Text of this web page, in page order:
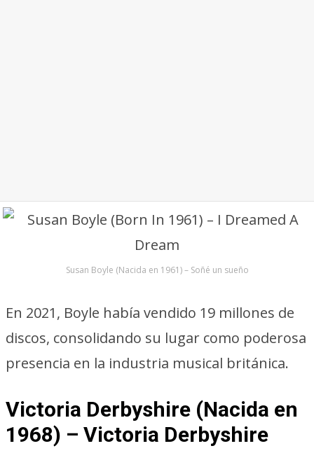
Susan Boyle (Nacida en 1961) – Soñé un sueño
En 2021, Boyle había vendido 19 millones de
discos, consolidando su lugar como poderosa
presencia en la industria musical británica.
Victoria Derbyshire (Nacida en
1968) – Victoria Derbyshire